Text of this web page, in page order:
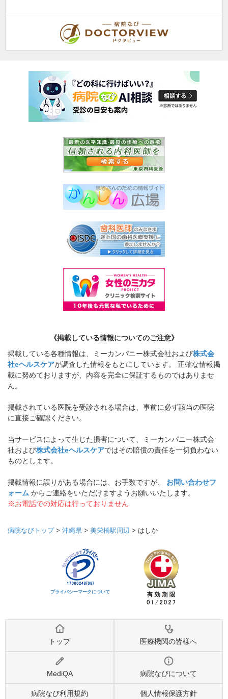
《掲載している情報についてのご注意》
掲載している各種情報は、ミーカンパニー株式会社および株式会
社eヘルスケアが調査した情報をもとにしています。 正確な情報掲
載に努めておりますが、内容を完全に保証するものではありませ
ん。
掲載されている医院を受診される場合は、事前に必ず該当の医院
に直接ご確認ください。
当サービスによって生じた損害について、ミーカンパニー株式会
社および株式会社eヘルスケアではその賠償の責任を一切負わない
ものとします。
掲載情報に誤りがある場合には、お手数ですが、 お問い合わせフ
ォーム からご連絡をいただけますようお願いいたします。
※お電話での対応は行っておりません
病院なびトップ> 沖縄県 > 美栄橋駅周辺 > はしか
プライバシーマークについて
トップ 医療機関の皆様へ
MediQA 病院なびについて
病院なび利用規約 個人情報保護方針